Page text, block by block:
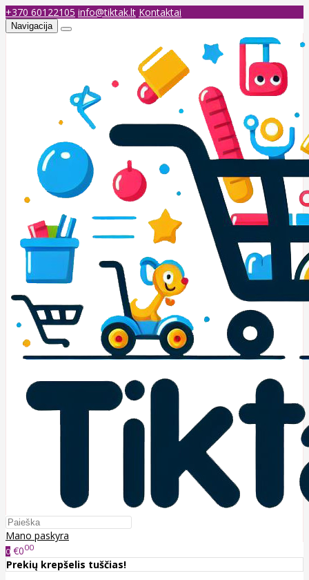
+370 60122105 info@tiktak.lt Kontaktai
Navigacija
Mano paskyra
0 €000
Prekių krepšelis tuščias!